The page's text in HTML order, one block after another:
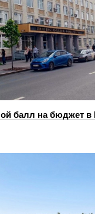
балл на бюджет в